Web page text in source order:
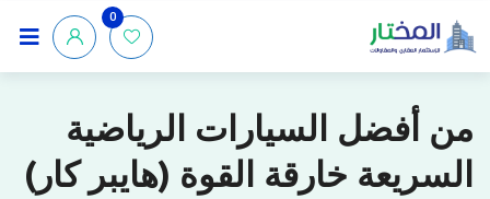
0
من أفضل السيارات الرياضية
السريعة خارقة القوة (هايبر كار)